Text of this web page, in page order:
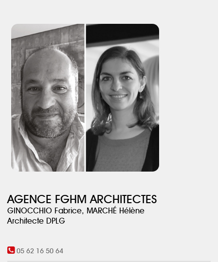
Le bow-window existant est rénové et aménagé avec une
banquette qui devient un coin bibliothèque cosy. Un jeu de films
végétaux apposés sur le vitrage permet de garder toute l’intimité.
Le jardin aux petites dimensions est entièrement aménagé. Une
terrasse abritée sous celle de l’étage est idéale pour profiter de
l’extérieur pendant les fortes chaleurs. Elle donne sur une
agréable petite piscine carrée dans son écrin de verdure.
AGENCE FGHM ARCHITECTES
GINOCCHIO Fabrice, MARCHÉ Hélène
Architecte DPLG
05 62 16 50 64